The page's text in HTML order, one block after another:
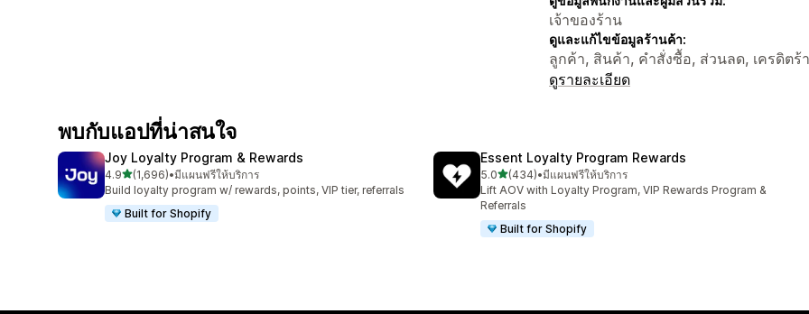
เจ้าของร้าน
ดูและแก้ไขข้อมูลร้านค้า:
ลูกค้า, สินค้า, คำสั่งซื้อ, ส่วนลด, เครดิต
ดูรายละเอียด
พบกับแอปที่น่าสนใจ
Joy Loyalty Program & Rewards
4.9เต็ม 5 ดาว
(1,696)
ทั้งหมด 1696 รีวิว
•มีแผนฟรีให้บริการ
Build loyalty program w/ rewards, points, VIP tier, referrals
Built for Shopify
Essent Loyalty Program Rewards
5.0เต็ม 5 ดาว
(434)
ทั้งหมด 434 รีวิว
•มีแผนฟรีให้บริการ
Lift AOV with Loyalty Program, VIP Rewards Program &
Referrals
Built for Shopify